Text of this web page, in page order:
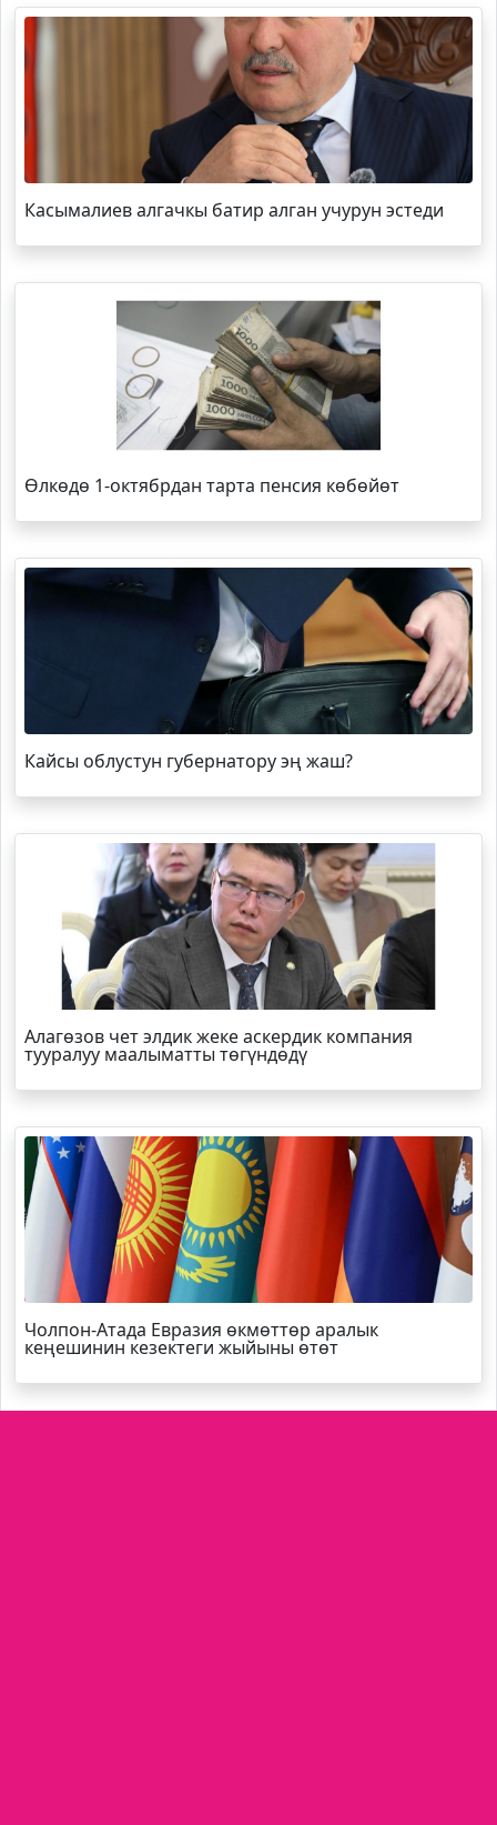
Касымалиев алгачкы батир алган учурун эстеди
Өлкөдө 1-октябрдан тарта пенсия көбөйөт
Кайсы облустун губернатору эң жаш?
Алагөзов чет элдик жеке аскердик компания
тууралуу маалыматты төгүндөдү
Чолпон-Атада Евразия өкмөттөр аралык
кеңешинин кезектеги жыйыны өтөт